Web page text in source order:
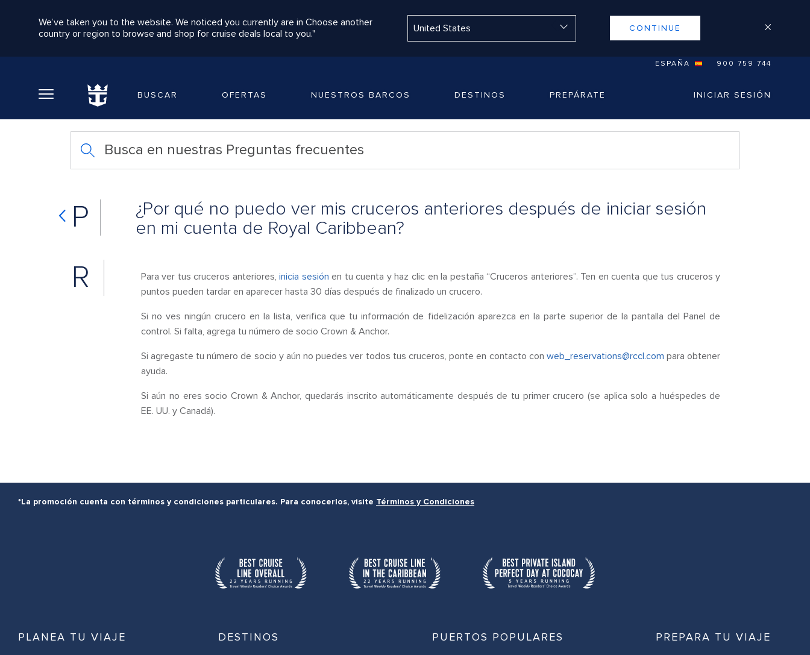
We’ve taken you to the website. We noticed you currently are in Choose another
country or region to browse and shop for cruise deals local to you."
CONTINUE
ESPAÑA 900 759 744
BUSCAR OFERTAS NUESTROS BARCOS DESTINOS PREPÁRATE INICIAR SESIÓN
Volver al menú principal
Busca en nuestras Preguntas frecuentes
P
¿Por qué no puedo ver mis cruceros anteriores después de iniciar sesión
en mi cuenta de Royal Caribbean?
R Para ver tus cruceros anteriores,inicia sesión en tu cuenta y haz clic en la pestaña “Cruceros anteriores”. Ten en cuenta que tus cruceros y
puntos pueden tardar en aparecer hasta 30 días después de finalizado un crucero.
Si no ves ningún crucero en la lista, verifica que tu información de fidelización aparezca en la parte superior de la pantalla del Panel de
control. Si falta, agrega tu número de socio Crown & Anchor.
Si agregaste tu número de socio y aún no puedes ver todos tus cruceros, ponte en contacto con web_reservations@rccl.com para obtener
ayuda.
Si aún no eres socio Crown & Anchor, quedarás inscrito automáticamente después de tu primer crucero (se aplica solo a huéspedes de
EE. UU. y Canadá).
*La promoción cuenta con términos y condiciones particulares. Para conocerlos, visite Términos y Condiciones
PLANEA TU VIAJE DESTINOS PUERTOS POPULARES PREPARA TU VIAJE